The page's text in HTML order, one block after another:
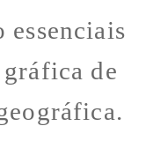
essenciais
gráfica de